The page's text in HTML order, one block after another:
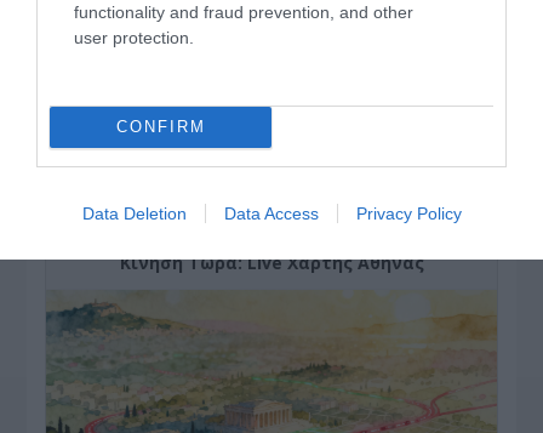
functionality and fraud prevention, and other
user protection.
CONFIRM
Data Deletion Data Access Privacy Policy
Κίνηση Τώρα: Live Χάρτης Αθήνας